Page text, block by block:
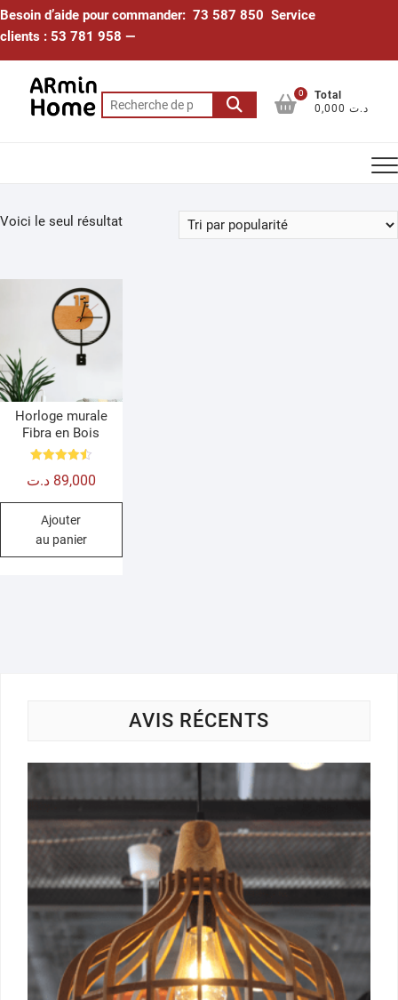
Skip
to
Besoin d’aide pour commander: 73 587 850 Service
clients : 53 781 958 —
Recherche
pour :
0
Total
0,000 د.ت
Voici le seul résultat
Horloge murale
Fibra en Bois
4.50
89,000 د.ت
Ajouter
au panier
AVIS RÉCENTS